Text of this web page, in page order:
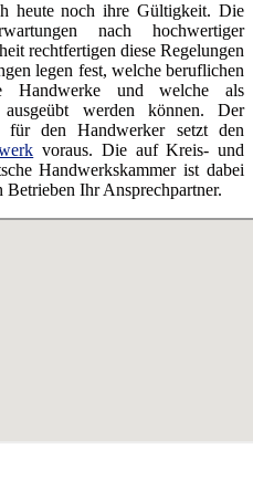
heute noch ihre Gültigkeit. Die
nach hochwertiger
rechtfertigen diese Regelungen
legen fest, welche beruflichen
Handwerke und welche als
ausgeübt werden können. Der
für den Handwerker setzt den
voraus. Die auf Kreis- und
Handwerkskammer ist dabei
Ihr Ansprechpartner.